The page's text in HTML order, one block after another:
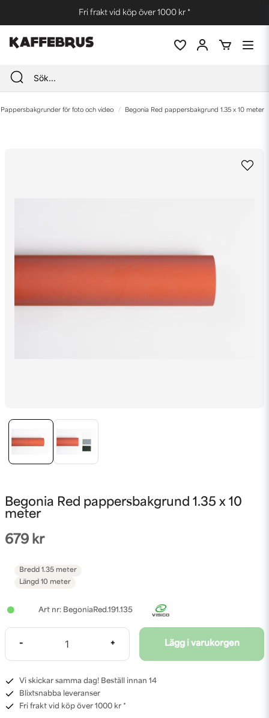
Fri frakt vid köp över 1000 kr *
Pappersbakgrunder för foto och video Begonia Red pappersbakgrund 1.35 x 10 meter
Begonia Red pappersbakgrund 1.35 x 10
meter
679 kr
Bredd 1.35 meter
Längd 10 meter
BegoniaRed.191.135
- + Lägg i varukorgen
Vi skickar samma dag! Beställ innan 14
Blixtsnabba leveranser
Fri frakt vid köp över 1000 kr *